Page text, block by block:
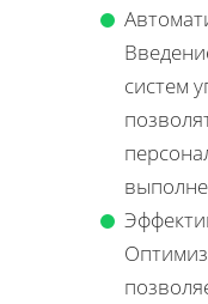
систем